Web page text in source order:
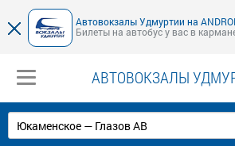
Автовокзалы Удмуртии на
Билеты на автобус у вас в
АВТОВОКЗАЛЫ